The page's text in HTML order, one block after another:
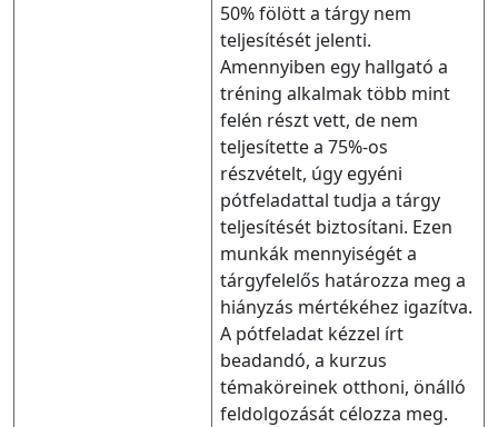
50% fölött a tárgy nem
teljesítését jelenti.
Amennyiben egy hallgató a
tréning alkalmak több mint
felén részt vett, de nem
teljesítette a 75%-os
részvételt, úgy egyéni
pótfeladattal tudja a tárgy
teljesítését biztosítani. Ezen
munkák mennyiségét a
tárgyfelelős határozza meg a
hiányzás mértékéhez igazítva.
A pótfeladat kézzel írt
beadandó, a kurzus
témaköreinek otthoni, önálló
feldolgozását célozza meg.